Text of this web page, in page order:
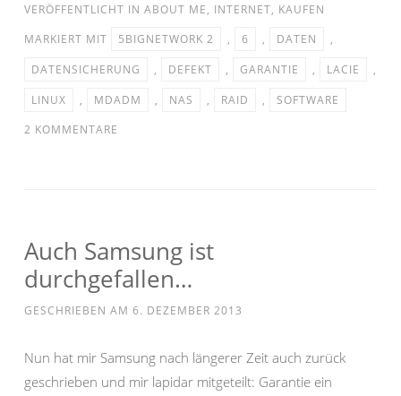
VERÖFFENTLICHT IN ABOUT ME, INTERNET, KAUFEN
MARKIERT MIT
5BIGNETWORK 2 , 6 , DATEN
,
DATENSICHERUNG
, DEFEKT , GARANTIE , LACIE
,
LINUX
, MDADM , NAS , RAID ,
SOFTWARE
2 KOMMENTARE
Auch Samsung ist
durchgefallen…
GESCHRIEBEN AM 6. DEZEMBER 2013
Nun hat mir Samsung nach längerer Zeit auch zurück
geschrieben und mir lapidar mitgeteilt: Garantie ein